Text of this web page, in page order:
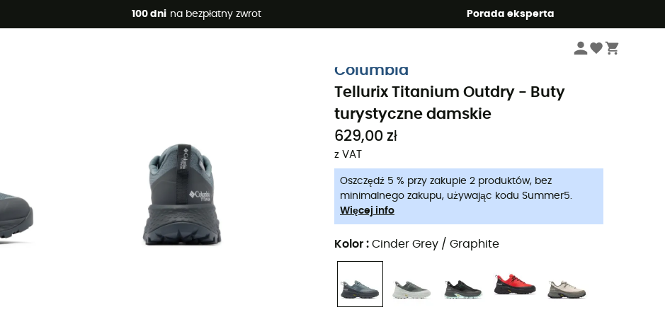
100 dni na bezpłatny zwrot Porada eksperta
Letnie promocje 🔥 -5% DODATKOWO przy zakupie 2 produktów*, kod Summer5
Columbia
Tellurix Titanium Outdry - Buty
turystyczne damskie
629,00 zł
z VAT
Oszczędź 5 % przy zakupie 2 produktów, bez
minimalnego zakupu, używając kodu Summer5.
Więcej info
Kolor : Cinder Grey / Graphite